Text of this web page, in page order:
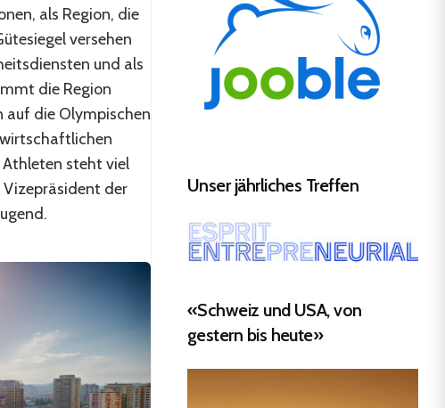
als Region, die
versehen
und als
die Region
auf die Olympischen
Athleten steht viel
Vizepräsident der
Unser jährliches Treffen
«Schweiz und USA, von
gestern bis heute»